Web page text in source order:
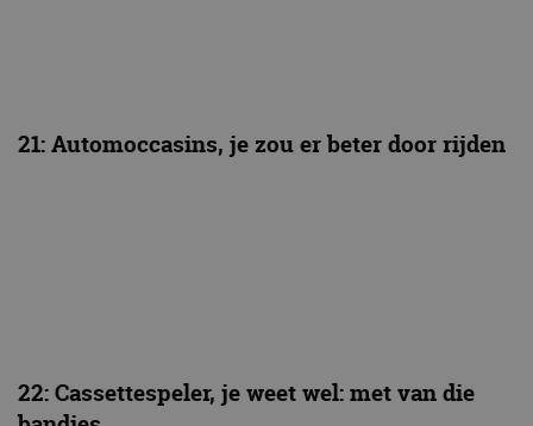
21: Automoccasins, je zou er beter door rijden
22: Cassettespeler, je weet wel: met van die